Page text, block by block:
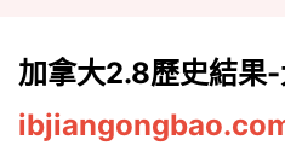
加拿大2.8歷史結果